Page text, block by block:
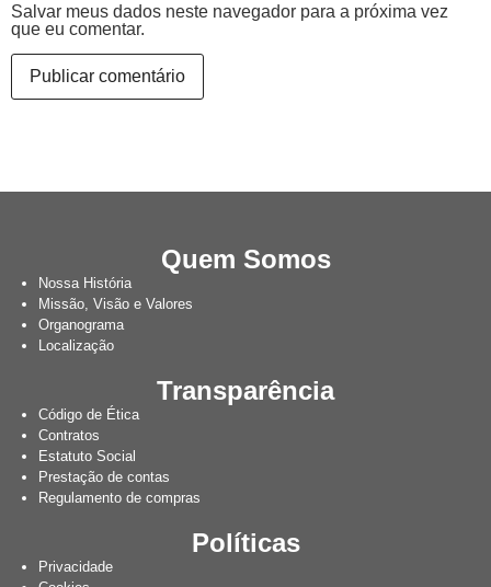
Salvar meus dados neste navegador para a próxima vez
que eu comentar.
Quem Somos
Nossa História
Missão, Visão e Valores
Organograma
Localização
Transparência
Código de Ética
Contratos
Estatuto Social
Prestação de contas
Regulamento de compras
Políticas
Privacidade